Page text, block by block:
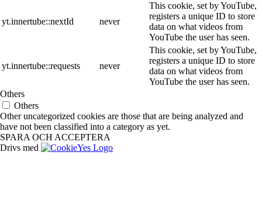
yt.innertube::nextId never
This cookie, set by YouTube,
registers a unique ID to store
data on what videos from
YouTube the user has seen.
yt.innertube::requests never
This cookie, set by YouTube,
registers a unique ID to store
data on what videos from
YouTube the user has seen.
Others
Others
Other uncategorized cookies are those that are being analyzed and
have not been classified into a category as yet.
SPARA OCH ACCEPTERA
Drivs med